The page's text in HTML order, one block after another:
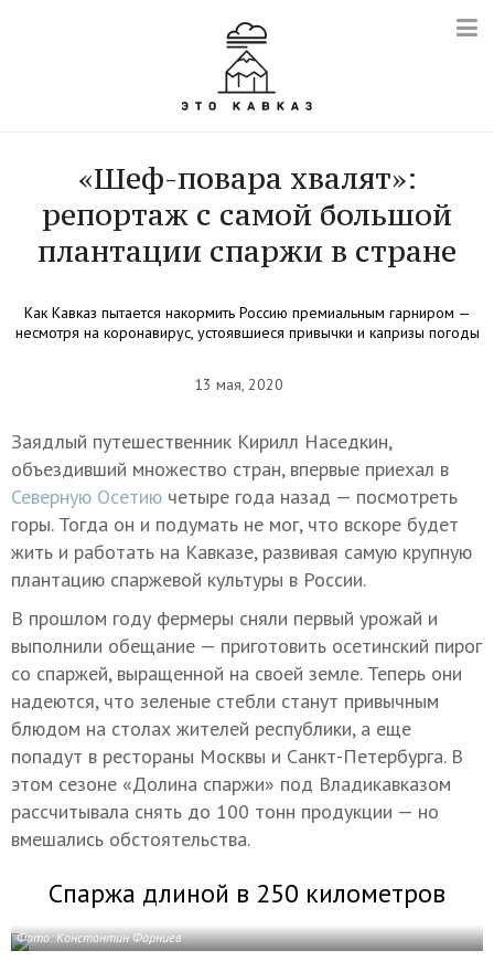
«Шеф-повара хвалят»:
репортаж с самой большой
плантации спаржи в стране
Как Кавказ пытается накормить Россию премиальным гарниром —
несмотря на коронавирус, устоявшиеся привычки и капризы погоды
13 мая, 2020
Заядлый путешественник Кирилл Наседкин,
объездивший множество стран, впервые приехал в
Северную Осетию четыре года назад — посмотреть
горы. Тогда он и подумать не мог, что вскоре будет
жить и работать на Кавказе, развивая самую крупную
плантацию спаржевой культуры в России.
В прошлом году фермеры сняли первый урожай и
выполнили обещание — приготовить осетинский пирог
со спаржей, выращенной на своей земле. Теперь они
надеются, что зеленые стебли станут привычным
блюдом на столах жителей республики, а еще
попадут в рестораны Москвы и Санкт-Петербурга. В
этом сезоне «Долина спаржи» под Владикавказом
рассчитывала снять до 100 тонн продукции — но
вмешались обстоятельства.
Спаржа длиной в 250 километров
Фото: Константин Фарниев